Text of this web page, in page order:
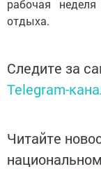
рабочая
отдыха.
Следите за
Telegram-
Читайте